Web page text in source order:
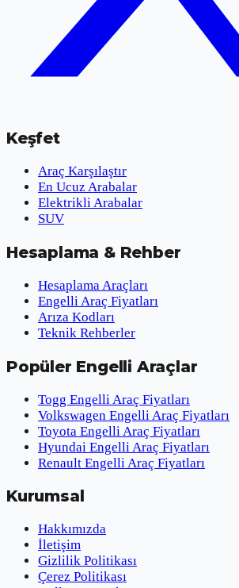
Keşfet
Araç Karşılaştır
En Ucuz Arabalar
Elektrikli Arabalar
SUV
Hesaplama & Rehber
Hesaplama Araçları
Engelli Araç Fiyatları
Arıza Kodları
Teknik Rehberler
Popüler Engelli Araçlar
Togg Engelli Araç Fiyatları
Volkswagen Engelli Araç Fiyatları
Toyota Engelli Araç Fiyatları
Hyundai Engelli Araç Fiyatları
Renault Engelli Araç Fiyatları
Kurumsal
Hakkımızda
İletişim
Gizlilik Politikası
Çerez Politikası